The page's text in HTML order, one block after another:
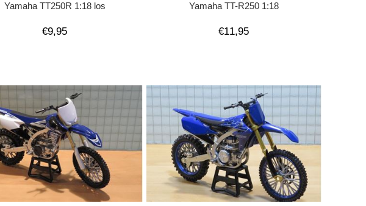
Yamaha TT250R 1:18 los
€9,95
Yamaha TT-R250 1:18
€11,95